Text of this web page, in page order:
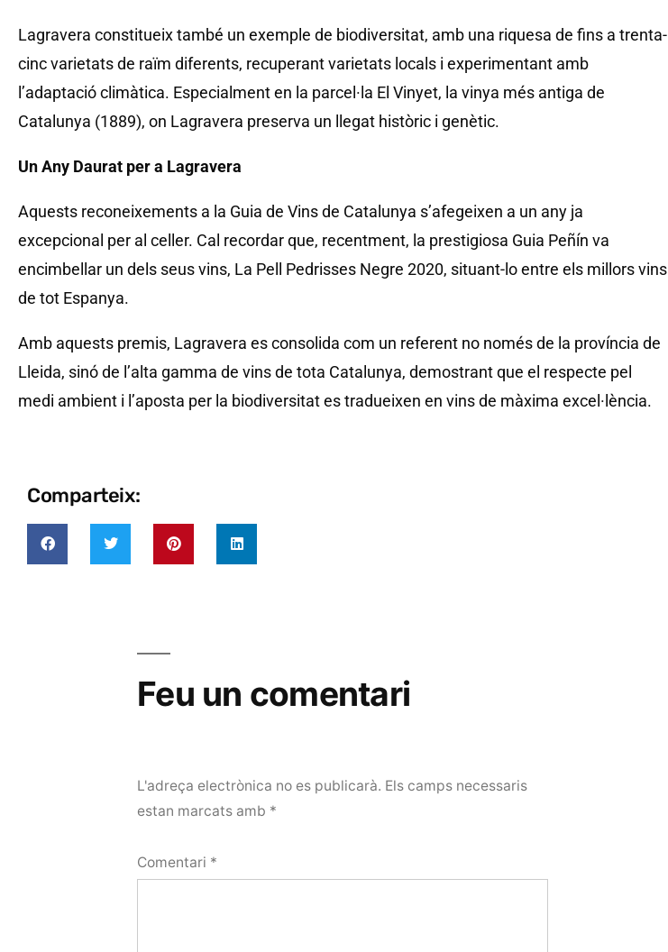
Lagravera constitueix també un exemple de biodiversitat, amb una riquesa de fins a trenta-
cinc varietats de raïm diferents, recuperant varietats locals i experimentant amb
l’adaptació climàtica. Especialment en la parcel·la El Vinyet, la vinya més antiga de
Catalunya (1889), on Lagravera preserva un llegat històric i genètic.
Un Any Daurat per a Lagravera
Aquests reconeixements a la Guia de Vins de Catalunya s’afegeixen a un any ja
excepcional per al celler. Cal recordar que, recentment, la prestigiosa Guia Peñín va
encimbellar un dels seus vins, La Pell Pedrisses Negre 2020, situant-lo entre els millors vins
de tot Espanya.
Amb aquests premis, Lagravera es consolida com un referent no només de la província de
Lleida, sinó de l’alta gamma de vins de tota Catalunya, demostrant que el respecte pel
medi ambient i l’aposta per la biodiversitat es tradueixen en vins de màxima excel·lència.
Comparteix:
Feu un comentari
L'adreça electrònica no es publicarà. Els camps necessaris
estan marcats amb *
Comentari *